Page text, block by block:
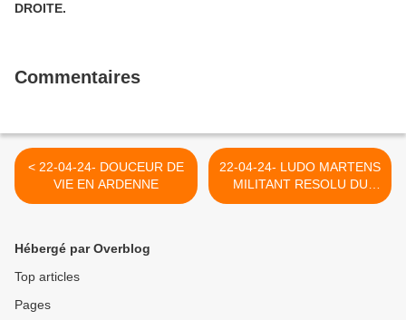
DROITE.
Commentaires
< 22-04-24- DOUCEUR DE
VIE EN ARDENNE
22-04-24- LUDO MARTENS
MILITANT RESOLU DU
CONGO COLONISE >
Hébergé par Overblog
Top articles
Pages